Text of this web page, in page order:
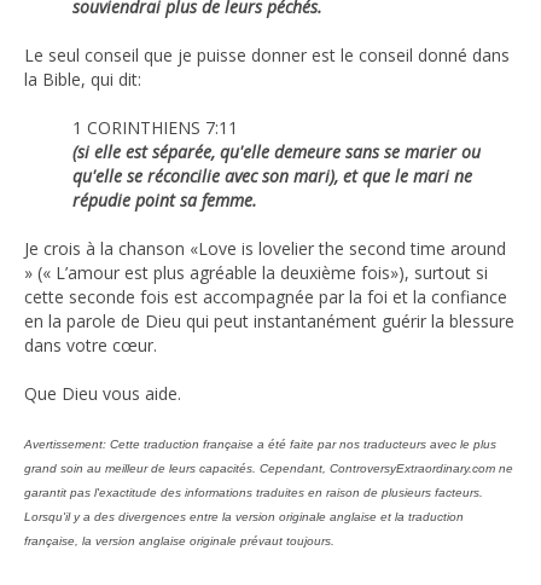
souviendrai plus de leurs péchés.
Le seul conseil que je puisse donner est le conseil donné dans
la Bible, qui dit:
1 CORINTHIENS 7:11
(si elle est séparée, qu'elle demeure sans se marier ou
qu'elle se réconcilie avec son mari), et que le mari ne
répudie point sa femme.
Je crois à la chanson «Love is lovelier the second time around
» (« L’amour est plus agréable la deuxième fois»), surtout si
cette seconde fois est accompagnée par la foi et la confiance
en la parole de Dieu qui peut instantanément guérir la blessure
dans votre cœur.
Que Dieu vous aide.
Avertissement: Cette traduction française a été faite par nos traducteurs avec le plus
grand soin au meilleur de leurs capacités. Cependant, ControversyExtraordinary.com ne
garantit pas l'exactitude des informations traduites en raison de plusieurs facteurs.
Lorsqu'il y a des divergences entre la version originale anglaise et la traduction
française, la version anglaise originale prévaut toujours.